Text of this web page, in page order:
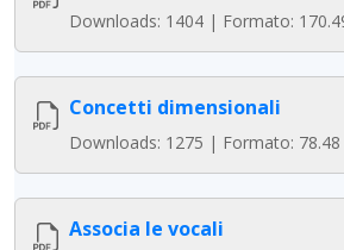
Downloads: 1404 | Formato:
Concetti dimensionali
Downloads: 1275 | Formato: 78.48
Associa le vocali